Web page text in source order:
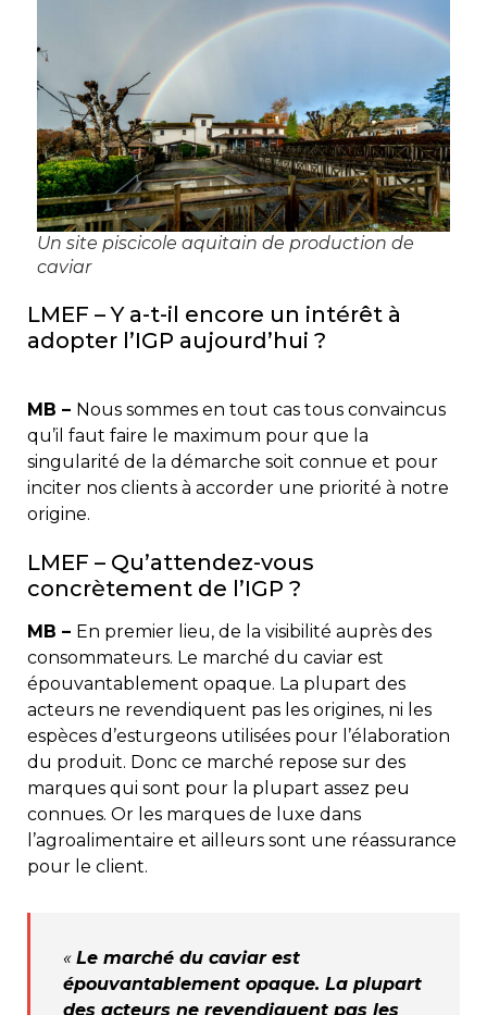
Un site piscicole aquitain de production de
caviar
LMEF – Y a-t-il encore un intérêt à
adopter l’IGP aujourd’hui ?
MB – Nous sommes en tout cas tous convaincus
qu’il faut faire le maximum pour que la
singularité de la démarche soit connue et pour
inciter nos clients à accorder une priorité à notre
origine.
LMEF – Qu’attendez-vous
concrètement de l’IGP ?
MB – En premier lieu, de la visibilité auprès des
consommateurs. Le marché du caviar est
épouvantablement opaque. La plupart des
acteurs ne revendiquent pas les origines, ni les
espèces d’esturgeons utilisées pour l’élaboration
du produit. Donc ce marché repose sur des
marques qui sont pour la plupart assez peu
connues. Or les marques de luxe dans
l’agroalimentaire et ailleurs sont une réassurance
pour le client.
« Le marché du caviar est
épouvantablement opaque. La plupart
des acteurs ne revendiquent pas les